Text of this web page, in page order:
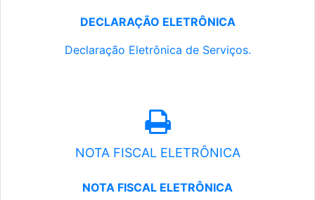
DECLARAÇÃO ELETRÔNICA
Declaração Eletrônica de Serviços.
NOTA FISCAL ELETRÔNICA
NOTA FISCAL ELETRÔNICA